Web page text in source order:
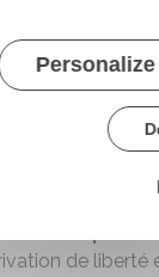
vous devez
de la
de peine en
de liberté
Personalize